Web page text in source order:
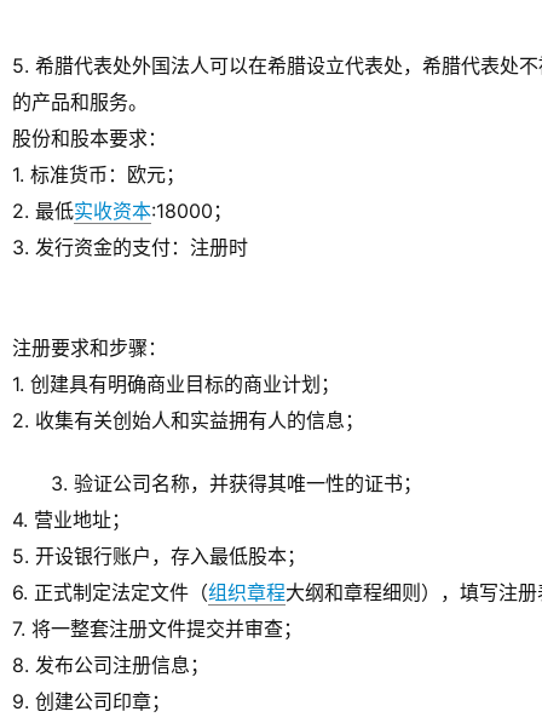
5. 希腊代表处外国法人可以在希腊设立代表处，希腊代表处
的产品和服务。
股份和股本要求：
1. 标准货币：欧元；
2. 最低实收资本:18000；
3. 发行资金的支付：注册时
注册要求和步骤：
1. 创建具有明确商业目标的商业计划；
2. 收集有关创始人和实益拥有人的信息；
3. 验证公司名称，并获得其唯一性的证书；
4. 营业地址；
5. 开设银行账户，存入最低股本；
6. 正式制定法定文件（组织章程大纲和章程细则），填写注
7. 将一整套注册文件提交并审查；
8. 发布公司注册信息；
9. 创建公司印章；